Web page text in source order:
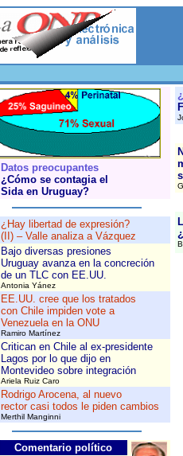
Datos preocupantes
¿Cómo se contagia el
Sida en Uruguay?
¿Hay libertad de expresión?
(II) – Valle analiza a Vázquez
Bajo diversas presiones
Uruguay avanza en la concreción
de un TLC con EE.UU.
Antonia Yánez
EE.UU. cree que los tratados
con Chile impiden vote a
Venezuela en la ONU
Ramiro Martínez
Critican en Chile al ex-presidente
Lagos por lo que dijo en
Montevideo sobre integración
Ariela Ruiz Caro
Rodrigo Arocena, al nuevo
rector casi todos le piden cambios
Merthil Manginni
Comentario político